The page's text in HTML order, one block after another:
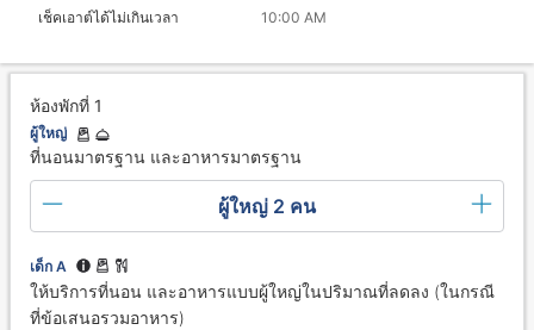
เช็คเอาต์ได้ไม่เกินเวลา 10:00 AM
ห้องพักที่ 1
ผู้ใหญ่
ที่นอนมาตรฐาน และอาหารมาตรฐาน
ผู้ใหญ่ 2 คน
เด็ก A
ให้บริการที่นอน และอาหารแบบผู้ใหญ่ในปริมาณที่ลดลง (ในกรณี
ที่ข้อเสนอรวมอาหาร)